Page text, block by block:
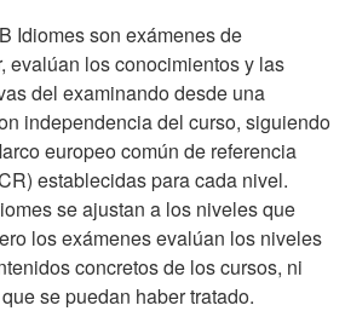
Idiomes son exámenes de
evalúan los conocimientos y las
del examinando desde una
independencia del curso, siguiendo
europeo común de referencia
establecidas para cada nivel.
se ajustan a los niveles que
los exámenes evalúan los niveles
concretos de los cursos, ni
se puedan haber tratado.